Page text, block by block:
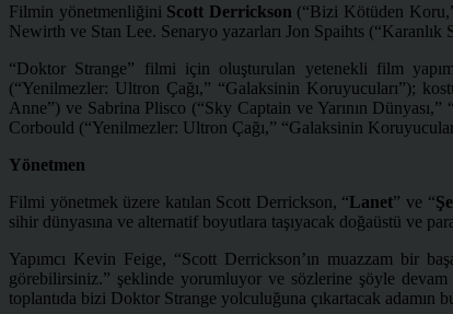
Filmin yönetmenliğini Scott Derrickson (“Bizi Kötüden
Newirth ve Stan Lee. Senaryo yazarları Jon Spaihts
“Doktor Strange” filmi için oluşturulan yetenekli film
(“Yenilmezler: Ultron Çağı,” “Galaksinin Koruyucuları”);
Anne”) ve Sabrina Plisco (“Sky Captain ve Yarının
Corbould (“Yenilmezler: Ultron Çağı,” “Galaksinin
Yönetmen
Filmi yönetmek üzere katılan Scott Derrickson, “Lanet” ve “
sihir dünyasına ve alternatif boyutlara taşıyacak doğaüstü ve
Yapımcı Kevin Feige, “Scott Derrickson’ın muazzam bir
görebilirsiniz.” şeklinde yorumluyor ve sözlerine şöyle
toplantıda bizi Doktor Strange yolculuğuna çıkartacak adamın